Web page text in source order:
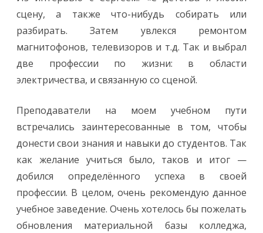
сцену, а также что-нибудь собирать или
разбирать. Затем увлекся ремонтом
магнитофонов, телевизоров и т.д. Так и выбрал
две профессии по жизни: в области
электричества, и связанную со сценой.
Преподаватели на моем учебном пути
встречались заинтересованные в том, чтобы
донести свои знания и навыки до студентов. Так
как желание учиться было, таков и итог —
добился определённого успеха в своей
профессии. В целом, очень рекомендую данное
учебное заведение. Очень хотелось бы пожелать
обновления материальной базы колледжа,